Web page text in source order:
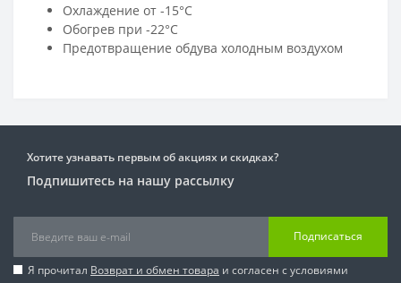
Охлаждение от -15°С
Обогрев при -22°С
Предотвращение обдува холодным воздухом
Хотите узнавать первым об акциях и скидках?
Подпишитесь на нашу рассылку
Подписаться
Я прочитал Возврат и обмен товара и согласен с условиями